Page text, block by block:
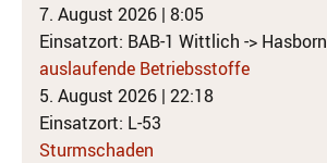
7. August 2026 | 8:05
Einsatzort: BAB-1 Wittlich -> Hasborn
auslaufende Betriebsstoffe
5. August 2026 | 22:18
Einsatzort: L-53
Sturmschaden